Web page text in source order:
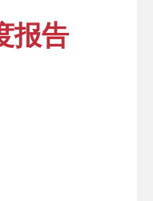
报告